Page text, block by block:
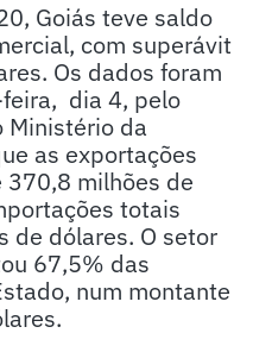
Goiás teve saldo
com superávit
Os dados foram
dia 4, pelo
Ministério da
as exportações
milhões de
totais
de dólares. O setor
67,5% das
num montante